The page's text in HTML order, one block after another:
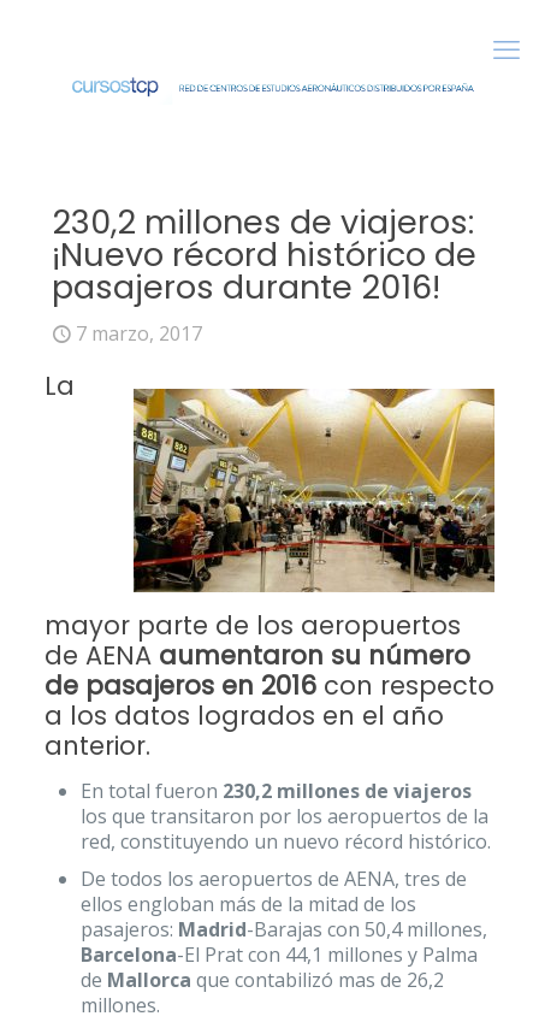
230,2 millones de viajeros:
¡Nuevo récord histórico de
pasajeros durante 2016!
7 marzo, 2017
La
mayor parte de los aeropuertos
de AENA aumentaron su número
de pasajeros en 2016con respecto
a los datos logrados en el año
anterior.
En total fueron 230,2 millones de viajeros
los que transitaron por los aeropuertos de la
red, constituyendo un nuevo récord histórico.
De todos los aeropuertos de AENA, tres de
ellos engloban más de la mitad de los
pasajeros: Madrid-Barajas con 50,4 millones,
Barcelona-El Prat con 44,1 millones y Palma
de Mallorca que contabilizó mas de 26,2
millones.